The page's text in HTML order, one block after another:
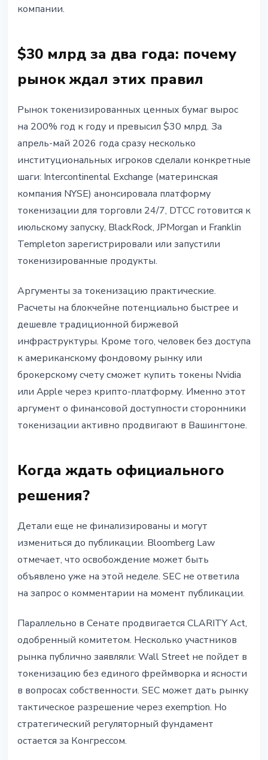
компании.
$30 млрд за два года: почему
рынок ждал этих правил
Рынок токенизированных ценных бумаг вырос
на 200% год к году и превысил $30 млрд. За
апрель-май 2026 года сразу несколько
институциональных игроков сделали конкретные
шаги: Intercontinental Exchange (материнская
компания NYSE) анонсировала платформу
токенизации для торговли 24/7, DTCC готовится к
июльскому запуску, BlackRock, JPMorgan и Franklin
Templeton зарегистрировали или запустили
токенизированные продукты.
Аргументы за токенизацию практические.
Расчеты на блокчейне потенциально быстрее и
дешевле традиционной биржевой
инфраструктуры. Кроме того, человек без доступа
к американскому фондовому рынку или
брокерскому счету сможет купить токены Nvidia
или Apple через крипто-платформу. Именно этот
аргумент о финансовой доступности сторонники
токенизации активно продвигают в Вашингтоне.
Когда ждать официального
решения?
Детали еще не финализированы и могут
измениться до публикации. Bloomberg Law
отмечает, что освобождение может быть
объявлено уже на этой неделе. SEC не ответила
на запрос о комментарии на момент публикации.
Параллельно в Сенате продвигается CLARITY Act,
одобренный комитетом. Несколько участников
рынка публично заявляли: Wall Street не пойдет в
токенизацию без единого фреймворка и ясности
в вопросах собственности. SEC может дать рынку
тактическое разрешение через exemption. Но
стратегический регуляторный фундамент
остается за Конгрессом.